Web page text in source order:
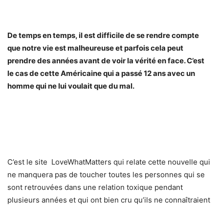
De temps en temps, il est difficile de se rendre compte
que notre vie est malheureuse et parfois cela peut
prendre des années avant de voir la vérité en face. C’est
le cas de cette Américaine qui a passé 12 ans avec un
homme qui ne lui voulait que du mal.
C’est le site LoveWhatMatters qui relate cette nouvelle qui
ne manquera pas de toucher toutes les personnes qui se
sont retrouvées dans une relation toxique pendant
plusieurs années et qui ont bien cru qu’ils ne connaîtraient